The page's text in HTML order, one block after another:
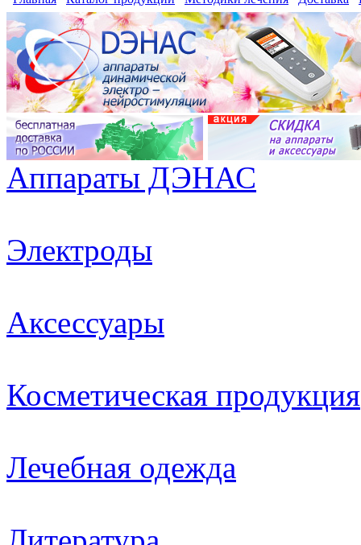
Аппараты ДЭНАС
Электроды
Аксессуары
Косметическая продукция
Лечебная одежда